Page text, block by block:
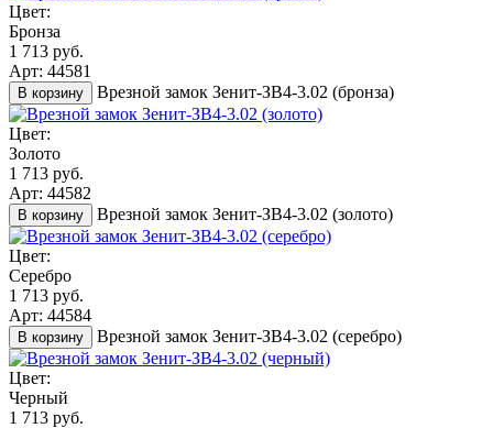
Цвет:
Бронза
1 713 руб.
Арт: 44581
В корзину Врезной замок Зенит-ЗВ4-3.02 (бронза)
Цвет:
Золото
1 713 руб.
Арт: 44582
В корзину Врезной замок Зенит-ЗВ4-3.02 (золото)
Цвет:
Серебро
1 713 руб.
Арт: 44584
В корзину Врезной замок Зенит-ЗВ4-3.02 (серебро)
Цвет:
Черный
1 713 руб.